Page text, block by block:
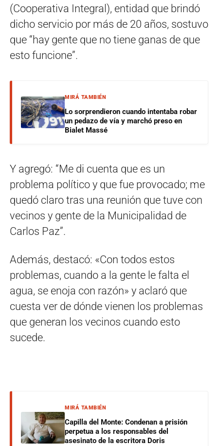
(Cooperativa Integral), entidad que brindó
dicho servicio por más de 20 años, sostuvo
que “hay gente que no tiene ganas de que
esto funcione”.
MIRÁ TAMBIÉN
Lo sorprendieron cuando intentaba robar
un pedazo de vía y marchó preso en
Bialet Massé
Y agregó: “Me di cuenta que es un
problema político y que fue provocado; me
quedó claro tras una reunión que tuve con
vecinos y gente de la Municipalidad de
Carlos Paz”.
Además, destacó: «Con todos estos
problemas, cuando a la gente le falta el
agua, se enoja con razón» y aclaró que
cuesta ver de dónde vienen los problemas
que generan los vecinos cuando esto
sucede.
MIRÁ TAMBIÉN
Capilla del Monte: Condenan a prisión
perpetua a los responsables del
asesinato de la escritora Doris